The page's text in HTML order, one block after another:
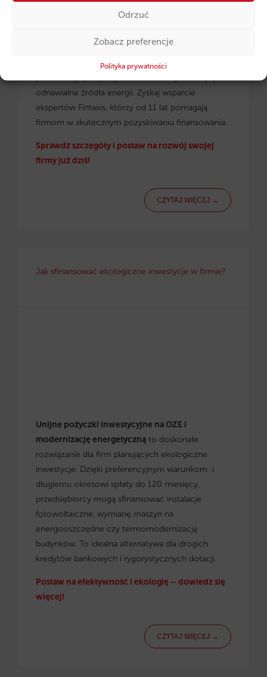
Odrzuć
Zobacz preferencje
Polityka prywatności
Pożyczki unijne dla małopolskich
przedsiębiorców– dowiedz się, jak skorzystać z
odnawialne źródła energii. Zyskaj wsparcie
ekspertów Fintaxis, którzy od 11 lat pomagają
firmom w skutecznym pozyskiwaniu finansowania.
Sprawdź szczegóły i postaw na rozwój swojej
firmy już dziś!
CZYTAJ WIĘCEJ →
Jak sfinansować ekologiczne inwestycje w firmie?
Unijne pożyczki inwestycyjne na OZE i
modernizację energetyczną to doskonałe
rozwiązanie dla firm planujących ekologiczne
inwestycje. Dzięki preferencyjnym warunkom i
długiemu okresowi spłaty do 120 miesięcy,
przedsiębiorcy mogą sfinansować instalacje
fotowoltaiczne, wymianę maszyn na
energooszczędne czy termomodernizację
budynków. To idealna alternatywa dla drogich
kredytów bankowych i rygorystycznych dotacji.
Postaw na efektywność i ekologię – dowiedz się
więcej!
CZYTAJ WIĘCEJ →